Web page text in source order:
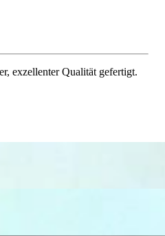
exzellenter Qualität gefertigt.